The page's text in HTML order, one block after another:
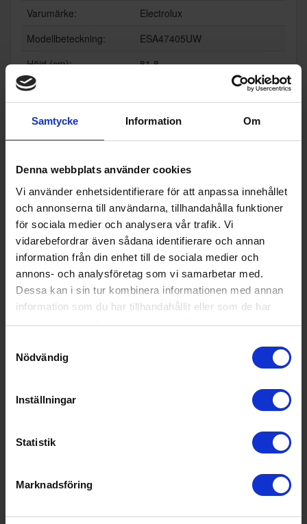
Samtycke Information Om
Denna webbplats använder cookies
Vi använder enhetsidentifierare för att anpassa innehållet
och annonserna till användarna, tillhandahålla funktioner
för sociala medier och analysera vår trafik. Vi
vidarebefordrar även sådana identifierare och annan
information från din enhet till de sociala medier och
annons- och analysföretag som vi samarbetar med.
Dessa kan i sin tur kombinera informationen med annan
information som du har tillhandahållit eller som de har
samlat in när du har använt deras tjänster.
Nödvändig
Inställningar
Statistik
Marknadsföring
Varumärke:
Electrolux
Modellbeteckning:
ESA47405UW
Höjd (cm):
81.8
Max höjd (cm):
Min höjd (cm):
Bredd (cm):
59.7
Djup (cm):
57.6
Energianvändning (kW
h) 100 cyklar:
74
Utsläppsklass för luftbu
ret akustiskt buller:
B
44 decibel A (regn mot ett fönst
er motsvarar ca 45 dB A)
Antal kuvert (st):
13
Allmän information
Produktgrupp:
Diskmaskin 60cm